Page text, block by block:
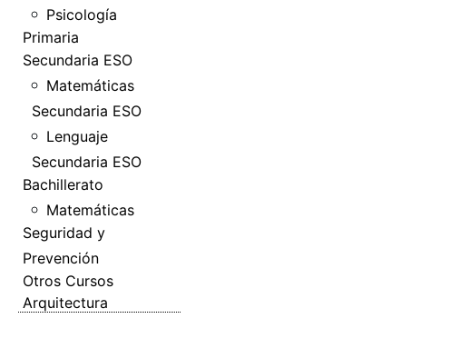
Psicología
Primaria
Secundaria ESO
Matemáticas
Secundaria ESO
Lenguaje
Secundaria ESO
Bachillerato
Matemáticas
Seguridad y
Prevención
Otros Cursos
Arquitectura